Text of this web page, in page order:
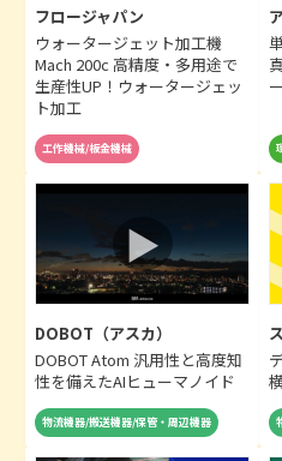
フロージャパン
ウォータージェット加工機
Mach 200c 高精度・多用途で
生産性UP！ウォータージェッ
ト加工
工作機械/板金機械
DOBOT（アスカ）
DOBOT Atom 汎用性と高度知
性を備えたAIヒューマノイド
物流機器/搬送機器/保管・周辺機器